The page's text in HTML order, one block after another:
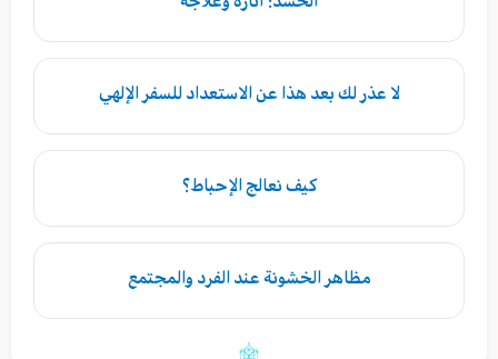
لا عذر لك بعد هذا عن الاستعداد للسفر الإلهي
كيف نعالج الإحباط؟
مظاهر الخشونة عند الفرد والمجتمع